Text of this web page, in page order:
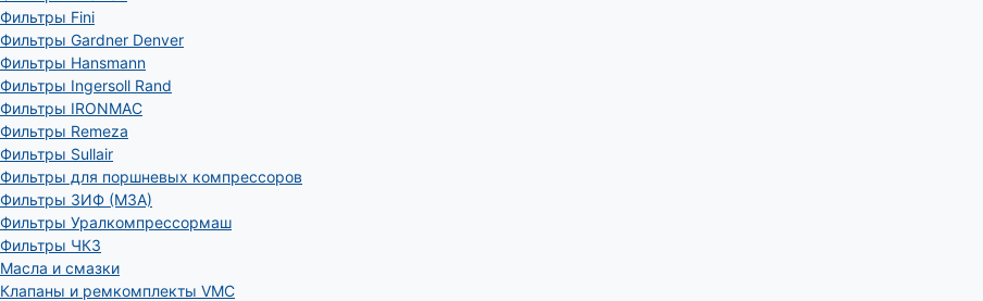
Фильтры Fini
Фильтры Gardner Denver
Фильтры Hansmann
Фильтры Ingersoll Rand
Фильтры IRONMAC
Фильтры Remeza
Фильтры Sullair
Фильтры для поршневых компрессоров
Фильтры ЗИФ (МЗА)
Фильтры Уралкомпрессормаш
Фильтры ЧКЗ
Масла и смазки
Клапаны и ремкомплекты VMC